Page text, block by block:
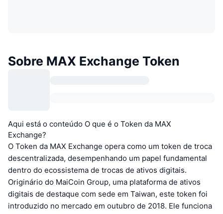
Sobre MAX Exchange Token
Aqui está o conteúdo O que é o Token da MAX
Exchange?
O Token da MAX Exchange opera como um token de troca
descentralizada, desempenhando um papel fundamental
dentro do ecossistema de trocas de ativos digitais.
Originário do MaiCoin Group, uma plataforma de ativos
digitais de destaque com sede em Taiwan, este token foi
introduzido no mercado em outubro de 2018. Ele funciona